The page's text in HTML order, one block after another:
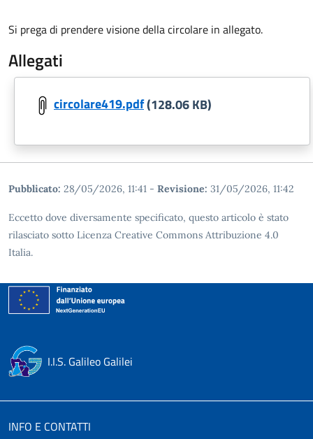
Si prega di prendere visione della circolare in allegato.
Allegati
circolare419.pdf(128.06 KB)
Pubblicato: 28/05/2026, 11:41 - Revisione: 31/05/2026, 11:42
Eccetto dove diversamente specificato, questo articolo è stato
rilasciato sotto Licenza Creative Commons Attribuzione 4.0
Italia.
I.I.S. Galileo Galilei
INFO E CONTATTI